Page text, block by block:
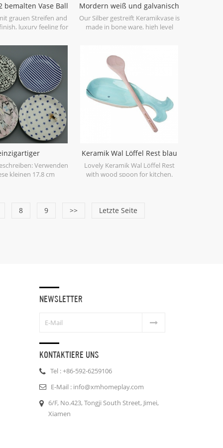
Polyfoam mit brauner Innen- und
Masterbox. Geschenkbox oder
Farbbox ist erreichbar.
bemalten Vase Ball
geformt
grauen Streifen and
luxury feeling for
Mordern weiß und galvanisch
silbernen gestreiften Vase
Our Silber gestreift Keramikvase is
made in bone ware, high level
Verwenden
kleinen 17,8 cm
intensiv und
reicher Erfahrung 2)
5. Produktpflege: nur
Detailfoto:
Geschenkbox oder
Keramik Wal Löffel Rest blau
Lovely Keramik Wal Löffel Rest
with wood spoon for kitchen.
8 9 >> Letzte Seite
NEWSLETTER
KONTAKTIERE UNS
Tel : +86-592-6259106
E-Mail : info@xmhomeplay.com
6/F, No.423, Tongji South Street, Jimei,
Xiamen